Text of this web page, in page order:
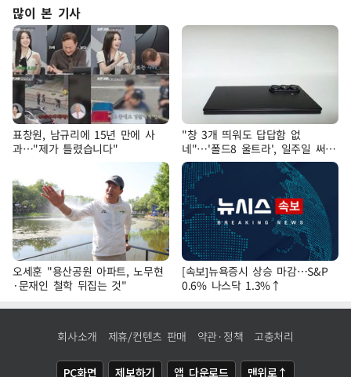
많이 본 기사
표창원, 남규리에 15년 만에 사
과…"제가 틀렸습니다"
"창 3개 띄워도 답답함 없
네"…'폴드8 울트라', 일주일 써보
니
오세훈 "용산공원 아파트, 노무현
·문재인 철학 뒤집는 것"
[속보]뉴욕증시 상승 마감…S&P
0.6% 나스닥 1.3%↑
회사소개 제휴/컨텐츠 판매 약관·정책 고충처리
PC화면 제보하기 앱 다운로드 맨위로↑